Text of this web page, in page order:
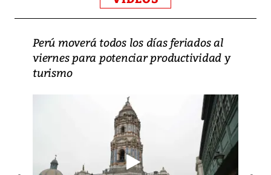
Perú moverá todos los días feriados al
viernes para potenciar productividad y
turismo